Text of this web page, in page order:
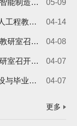
05-09
赛顺利举办
04-14
题工作会
04-08
专题研讨会
04-07
专题研讨会
04-07
教研室例会
更多